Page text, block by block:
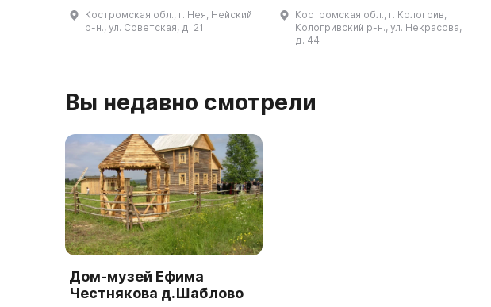
в связи с юбилейной датой - 60-
Костромская обл., г. Нея, Нейский
р-н., ул. Советская, д. 21
режима, музей был
реорганизован в
Костромская обл., г. Кологрив,
Кологривский р-н., ул. Некрасова,
д. 44
Вы недавно смотрели
Дом-музей Ефима
Честнякова д.Шаблово